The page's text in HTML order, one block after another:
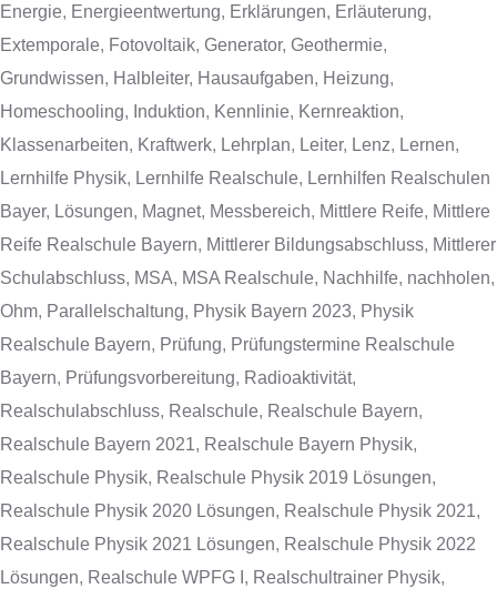
Energie, Energieentwertung, Erklärungen, Erläuterung,
Extemporale, Fotovoltaik, Generator, Geothermie,
Grundwissen, Halbleiter, Hausaufgaben, Heizung,
Homeschooling, Induktion, Kennlinie, Kernreaktion,
Klassenarbeiten, Kraftwerk, Lehrplan, Leiter, Lenz, Lernen,
Lernhilfe Physik, Lernhilfe Realschule, Lernhilfen Realschulen
Bayer, Lösungen, Magnet, Messbereich, Mittlere Reife, Mittlere
Reife Realschule Bayern, Mittlerer Bildungsabschluss, Mittlerer
Schulabschluss, MSA, MSA Realschule, Nachhilfe, nachholen,
Ohm, Parallelschaltung, Physik Bayern 2023, Physik
Realschule Bayern, Prüfung, Prüfungstermine Realschule
Bayern, Prüfungsvorbereitung, Radioaktivität,
Realschulabschluss, Realschule, Realschule Bayern,
Realschule Bayern 2021, Realschule Bayern Physik,
Realschule Physik, Realschule Physik 2019 Lösungen,
Realschule Physik 2020 Lösungen, Realschule Physik 2021,
Realschule Physik 2021 Lösungen, Realschule Physik 2022
Lösungen, Realschule WPFG I, Realschultrainer Physik,